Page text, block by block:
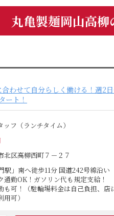
丸亀製麺岡山高柳
わせて自分らしく働ける！週2
ート！
ッフ（ランチタイム）
北区高柳西町７－２７
駅」南へ徒歩11分 国道242号線沿い
勤OK！ガソリン代も規定支給！
可！（駐輪場料金は自己負担、店
可）